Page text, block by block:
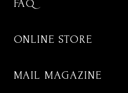
FAQ
ONLINE STORE
MAIL MAGAZINE